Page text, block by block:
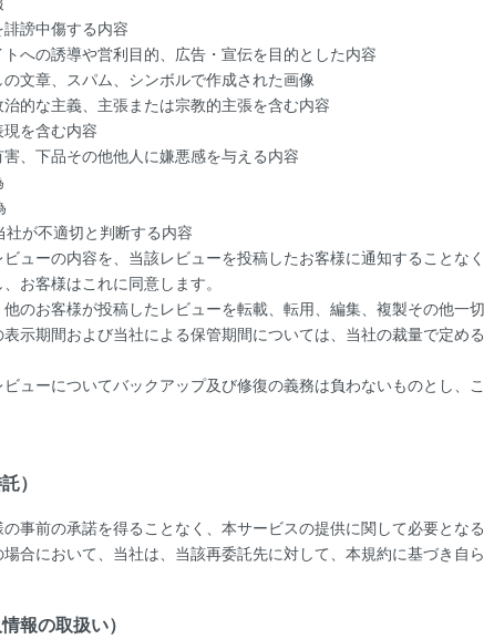
誹謗中傷する内容
トへの誘導や営利目的、広告・宣伝を目的とした内容
の文章、スパム、シンボルで作成された画像
治的な主義、主張または宗教的主張を含む内容
現を含む内容
害、下品その他他人に嫌悪感を与える内容
社が不適切と判断する内容
ビューの内容を、当該レビューを投稿したお客様に通知すること
お客様はこれに同意します。
他のお客様が投稿したレビューを転載、転用、編集、複製その他一
表示期間および当社による保管期間については、当社の裁量で定
ビューについてバックアップ及び修復の義務は負わないものとし、
）
事前の承諾を得ることなく、本サービスの提供に関して必要と
合において、当社は、当該再委託先に対して、本規約に基づき自
報の取扱い）